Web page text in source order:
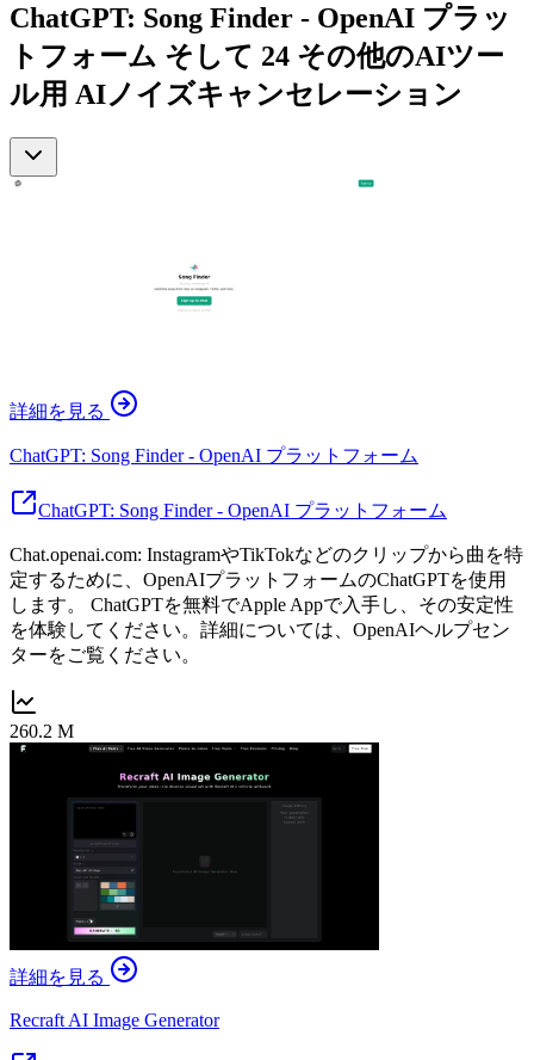
ChatGPT: Song Finder - OpenAI プラッ
トフォーム そして 24 その他のAIツー
ル用 AIノイズキャンセレーション
詳細を見る
ChatGPT: Song Finder - OpenAI プラットフォーム
ChatGPT: Song Finder - OpenAI プラットフォーム
Chat.openai.com: InstagramやTikTokなどのクリップから曲を特
定するために、OpenAIプラットフォームのChatGPTを使用
します。 ChatGPTを無料でApple Appで入手し、その安定性
を体験してください。詳細については、OpenAIヘルプセン
ターをご覧ください。
260.2 M
詳細を見る
Recraft AI Image Generator